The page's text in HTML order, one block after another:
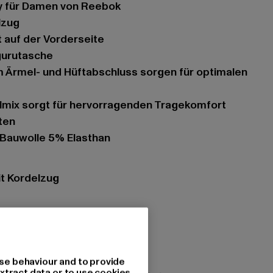
für Damen von Reebok
auf der Vorderseite
sorgt für hervorragenden Tragekomfort
5% Elasthan
Kordelzug
behaviour and to provide